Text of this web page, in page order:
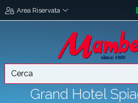
Area Riservata
Grand Hotel